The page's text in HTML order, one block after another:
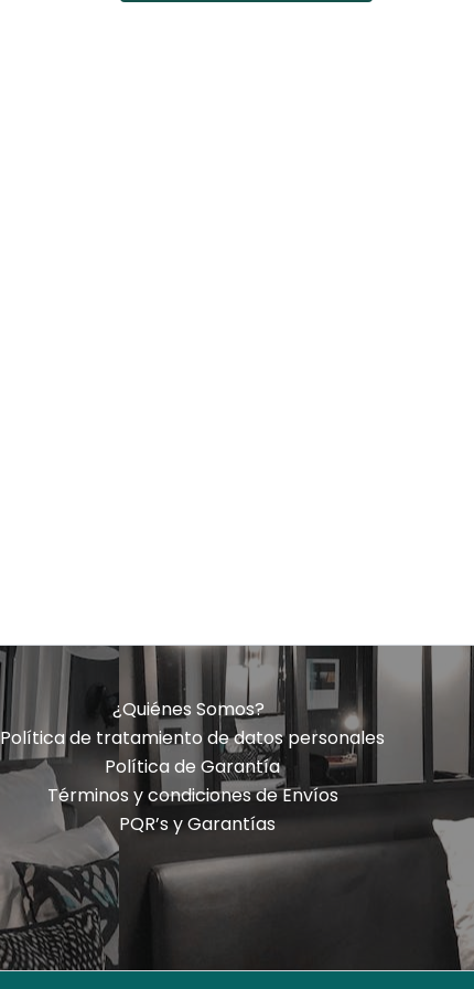
¿Quiénes Somos?
Política de tratamiento de datos personales
Política de Garantía
Términos y condiciones de Envíos
PQR’s y Garantías